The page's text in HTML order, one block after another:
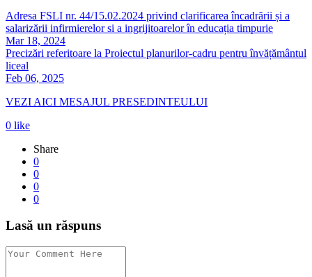
Adresa FSLI nr. 44/15.02.2024 privind clarificarea încadrării și a
salarizării infirmierelor si a ingrijitoarelor în educația timpurie
Mar 18, 2024
Precizări referitoare la Proiectul planurilor-cadru pentru învățământul
liceal
Feb 06, 2025
VEZI AICI MESAJUL PRESEDINTEULUI
0 like
Share
0
0
0
0
Lasă un răspuns